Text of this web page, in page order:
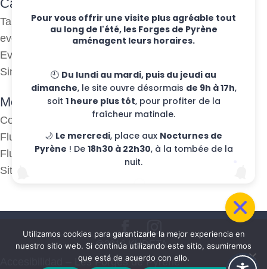
Categorías
Talleres semanales
eventos
Eventos
Sin clasificar
Meta
Conexión
Flujo de publicaciones
Flujo de comentarios
Sitio web de WordPress-FR
@2016 KUDETA -
Accesibilidad – Les Forges de Pyrène
Pour vous offrir une visite plus agréable tout
au long de l'été, les Forges de Pyrène
aménagent leurs horaires.
🕘 Du lundi au mardi, puis du jeudi au
dimanche, le site ouvre désormais de 9h à 17h,
soit 1 heure plus tôt, pour profiter de la
fraîcheur matinale.
🌙 Le mercredi, place aux Nocturnes de
Pyrène ! De 18h30 à 22h30, à la tombée de la
nuit.
Utilizamos cookies para garantizarle la mejor experiencia en
nuestro sitio web. Si continúa utilizando este sitio, asumiremos
que está de acuerdo con ello.